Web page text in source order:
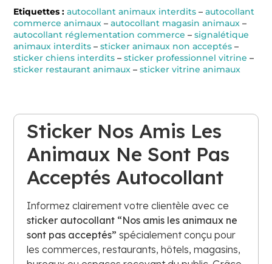
Etiquettes : autocollant animaux interdits– autocollant
commerce animaux– autocollant magasin animaux–
autocollant réglementation commerce – signalétique
animaux interdits– sticker animaux non acceptés–
sticker chiens interdits– sticker professionnel vitrine –
sticker restaurant animaux– sticker vitrine animaux
Sticker Nos Amis Les
Animaux Ne Sont Pas
Acceptés Autocollant
Informez clairement votre clientèle avec ce
sticker autocollant “Nos amis les animaux ne
sont pas acceptés” spécialement conçu pour
les commerces, restaurants, hôtels, magasins,